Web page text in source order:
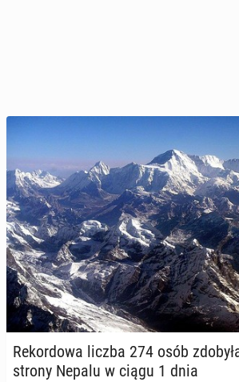
Re­kor­do­wa liczba 274 osób
strony Nepalu w ciągu 1 dnia